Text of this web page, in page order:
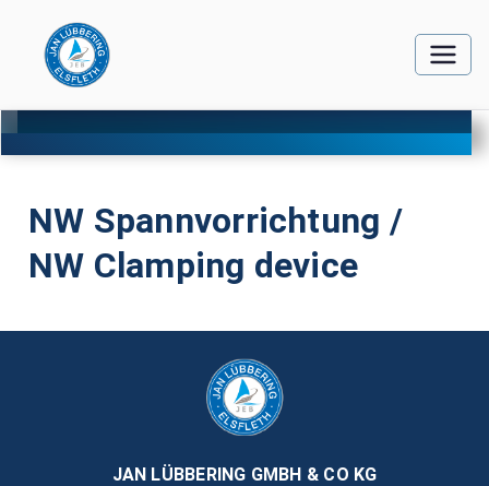
NW Spannvorrichtung /
NW Clamping device
JAN LÜBBERING GMBH & CO KG